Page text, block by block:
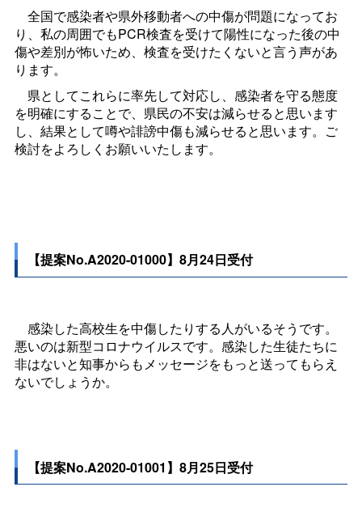
全国で感染者や県外移動者への中傷が問題になってお
り、私の周囲でもPCR検査を受けて陽性になった後の中
傷や差別が怖いため、検査を受けたくないと言う声があ
ります。
県としてこれらに率先して対応し、感染者を守る態度
を明確にすることで、県民の不安は減らせると思います
し、結果として噂や誹謗中傷も減らせると思います。ご
検討をよろしくお願いいたします。
【提案No.A2020-01000】8月24日受付
感染した高校生を中傷したりする人がいるそうです。
悪いのは新型コロナウイルスです。感染した生徒たちに
非はないと知事からもメッセージをもっと送ってもらえ
ないでしょうか。
【提案No.A2020-01001】8月25日受付